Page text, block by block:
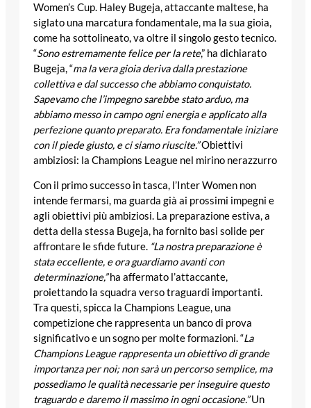
Women’s Cup. Haley Bugeja, attaccante maltese, ha
siglato una marcatura fondamentale, ma la sua gioia,
come ha sottolineato, va oltre il singolo gesto tecnico.
“Sono estremamente felice per la rete,” ha dichiarato
Bugeja, “ma la vera gioia deriva dalla prestazione
collettiva e dal successo che abbiamo conquistato.
Sapevamo che l’impegno sarebbe stato arduo, ma
abbiamo messo in campo ogni energia e applicato alla
perfezione quanto preparato. Era fondamentale iniziare
con il piede giusto, e ci siamo riuscite.”Obiettivi
ambiziosi: la Champions League nel mirino nerazzurro
Con il primo successo in tasca, l’Inter Women non
intende fermarsi, ma guarda già ai prossimi impegni e
agli obiettivi più ambiziosi. La preparazione estiva, a
detta della stessa Bugeja, ha fornito basi solide per
affrontare le sfide future. “La nostra preparazione è
stata eccellente, e ora guardiamo avanti con
determinazione,”ha affermato l’attaccante,
proiettando la squadra verso traguardi importanti.
Tra questi, spicca la Champions League, una
competizione che rappresenta un banco di prova
significativo e un sogno per molte formazioni. “La
Champions League rappresenta un obiettivo di grande
importanza per noi; non sarà un percorso semplice, ma
possediamo le qualità necessarie per inseguire questo
traguardo e daremo il massimo in ogni occasione.”Un